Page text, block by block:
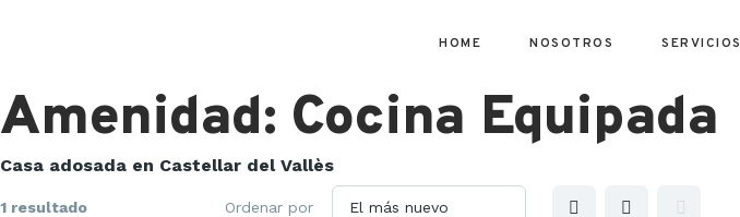
HOME NOSOTROS SERVICIOS
Amenidad: Cocina Equipada
Casa adosada en Castellar del Vallès
1 resultado Ordenar por